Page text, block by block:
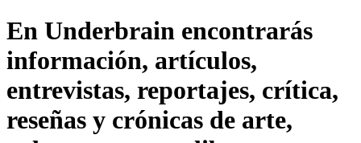
En Underbrain encontrarás
información, artículos,
entrevistas, reportajes, crítica,
reseñas y crónicas de arte,